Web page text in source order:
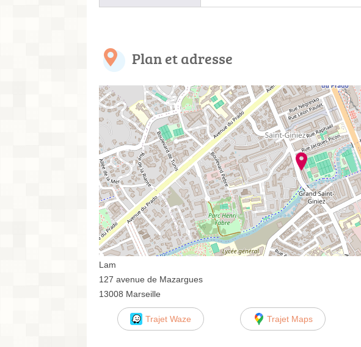
Plan et adresse
Lam
127 avenue de Mazargues
13008 Marseille
Trajet Waze Trajet Maps